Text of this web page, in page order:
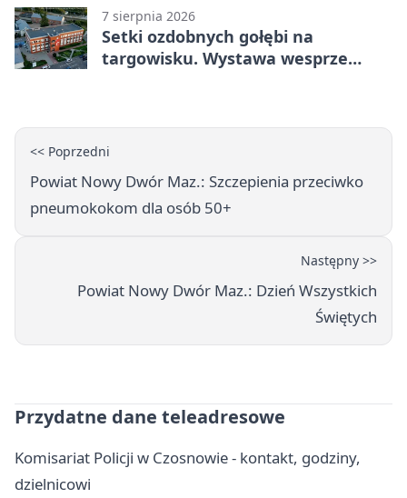
7 sierpnia 2026
Setki ozdobnych gołębi na
targowisku. Wystawa wesprze
<< Poprzedni
Powiat Nowy Dwór Maz.: Szczepienia przeciwko
pneumokokom dla osób 50+
Następny >>
Powiat Nowy Dwór Maz.: Dzień Wszystkich
Świętych
Przydatne dane teleadresowe
Komisariat Policji w Czosnowie - kontakt, godziny,
dzielnicowi